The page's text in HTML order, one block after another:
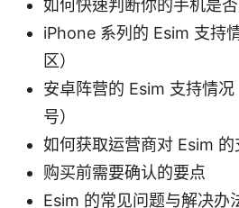
如何快速判断你的手机是
iPhone 系列的 Esim 支持
区）
安卓阵营的 Esim 支持情
号）
如何获取运营商对 Esim 的
购买前需要确认的要点
Esim 的常见问题与解决办